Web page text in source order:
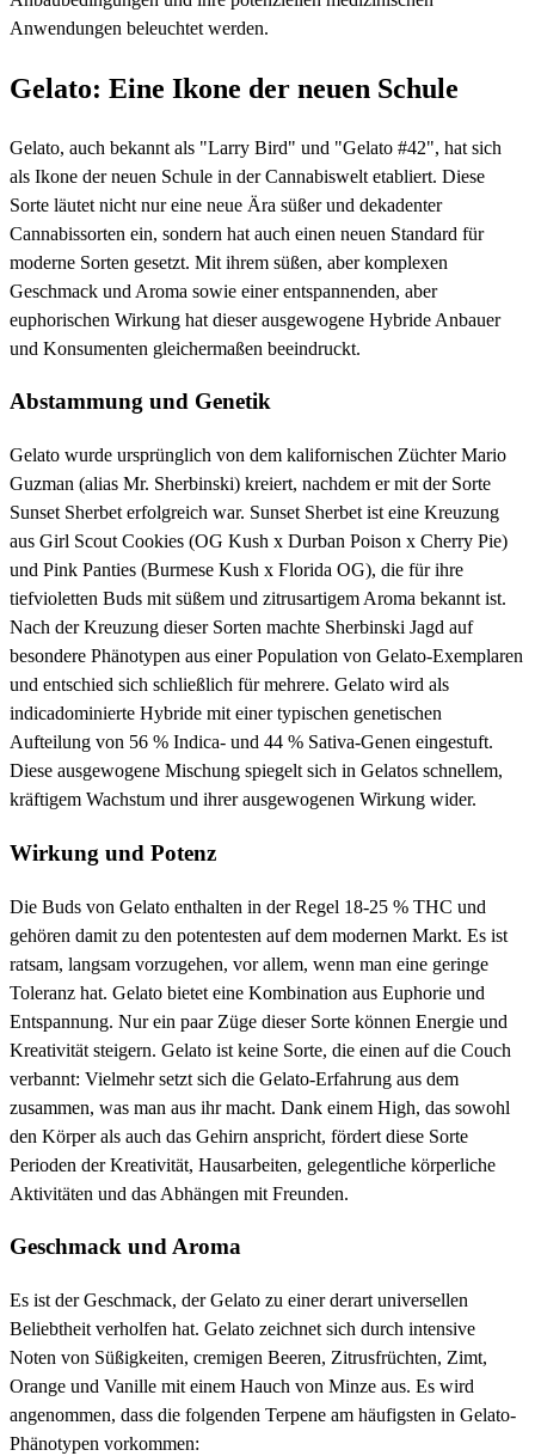
Anwendungen beleuchtet werden.
Gelato: Eine Ikone der neuen Schule
Gelato, auch bekannt als "Larry Bird" und "Gelato #42", hat sich
als Ikone der neuen Schule in der Cannabiswelt etabliert. Diese
Sorte läutet nicht nur eine neue Ära süßer und dekadenter
Cannabissorten ein, sondern hat auch einen neuen Standard für
moderne Sorten gesetzt. Mit ihrem süßen, aber komplexen
Geschmack und Aroma sowie einer entspannenden, aber
euphorischen Wirkung hat dieser ausgewogene Hybride Anbauer
und Konsumenten gleichermaßen beeindruckt.
Abstammung und Genetik
Gelato wurde ursprünglich von dem kalifornischen Züchter Mario
Guzman (alias Mr. Sherbinski) kreiert, nachdem er mit der Sorte
Sunset Sherbet erfolgreich war. Sunset Sherbet ist eine Kreuzung
aus Girl Scout Cookies (OG Kush x Durban Poison x Cherry Pie)
und Pink Panties (Burmese Kush x Florida OG), die für ihre
tiefvioletten Buds mit süßem und zitrusartigem Aroma bekannt ist.
Nach der Kreuzung dieser Sorten machte Sherbinski Jagd auf
besondere Phänotypen aus einer Population von Gelato-Exemplaren
und entschied sich schließlich für mehrere. Gelato wird als
indicadominierte Hybride mit einer typischen genetischen
Aufteilung von 56 % Indica- und 44 % Sativa-Genen eingestuft.
Diese ausgewogene Mischung spiegelt sich in Gelatos schnellem,
kräftigem Wachstum und ihrer ausgewogenen Wirkung wider.
Wirkung und Potenz
Die Buds von Gelato enthalten in der Regel 18-25 % THC und
gehören damit zu den potentesten auf dem modernen Markt. Es ist
ratsam, langsam vorzugehen, vor allem, wenn man eine geringe
Toleranz hat. Gelato bietet eine Kombination aus Euphorie und
Entspannung. Nur ein paar Züge dieser Sorte können Energie und
Kreativität steigern. Gelato ist keine Sorte, die einen auf die Couch
verbannt: Vielmehr setzt sich die Gelato-Erfahrung aus dem
zusammen, was man aus ihr macht. Dank einem High, das sowohl
den Körper als auch das Gehirn anspricht, fördert diese Sorte
Perioden der Kreativität, Hausarbeiten, gelegentliche körperliche
Aktivitäten und das Abhängen mit Freunden.
Geschmack und Aroma
Es ist der Geschmack, der Gelato zu einer derart universellen
Beliebtheit verholfen hat. Gelato zeichnet sich durch intensive
Noten von Süßigkeiten, cremigen Beeren, Zitrusfrüchten, Zimt,
Orange und Vanille mit einem Hauch von Minze aus. Es wird
angenommen, dass die folgenden Terpene am häufigsten in Gelato-
Phänotypen vorkommen: